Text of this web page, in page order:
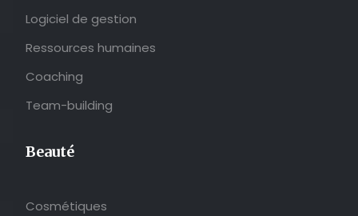
Logiciel de gestion
Ressources humaines
Coaching
Team-building
Beauté
Cosmétiques